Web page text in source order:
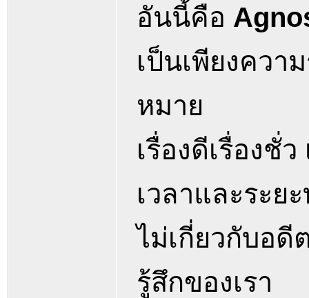
อันนี้คือ
เป็นเพียงควา
หมาย
เรื่องดีเรื่องชั่
เวลาและระย
ไม่เกี่ยวกับอดี
รู้สึกของเรา